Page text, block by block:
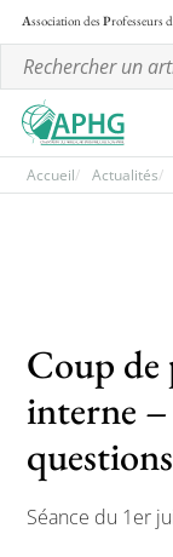
Association desProfesseurs
Accueil Actualités
Coup de
interne
Séance du 1er